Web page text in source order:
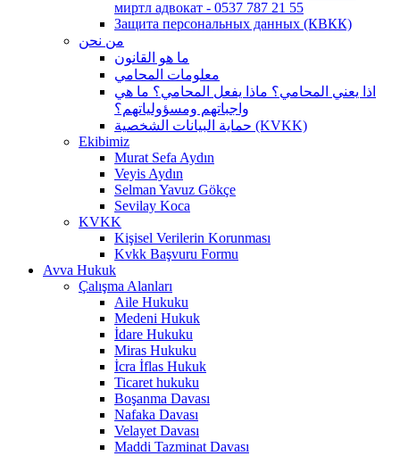
миртл адвокат - 0537 787 21 55
Защита персональных данных (КВКК)
من نحن
ما هو القانون
معلومات المحامي
اذا يعني المحامي؟ ماذا يفعل المحامي؟ ما هي
واجباتهم ومسؤولياتهم؟
حماية البيانات الشخصية (KVKK)
Ekibimiz
Murat Sefa Aydın
Veyis Aydın
Selman Yavuz Gökçe
Sevilay Koca
KVKK
Kişisel Verilerin Korunması
Kvkk Başvuru Formu
Avva Hukuk
Çalışma Alanları
Aile Hukuku
Medeni Hukuk
İdare Hukuku
Miras Hukuku
İcra İflas Hukuk
Ticaret hukuku
Boşanma Davası
Nafaka Davası
Velayet Davası
Maddi Tazminat Davası